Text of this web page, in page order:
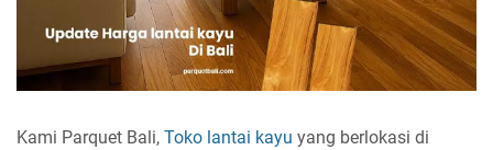
Kami Parquet Bali, Toko lantai kayu yang berlokasi di